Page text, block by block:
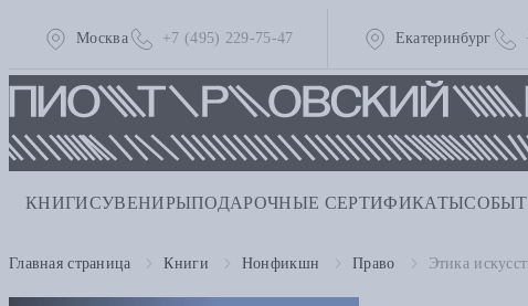
Москва +7 (495) 229-75-47 Екатеринбург
КНИГИСУВЕНИРЫПОДАРОЧНЫЕ СЕРТИФИКАТЫ
Главная страница Книги Нонфикшн Право Этика